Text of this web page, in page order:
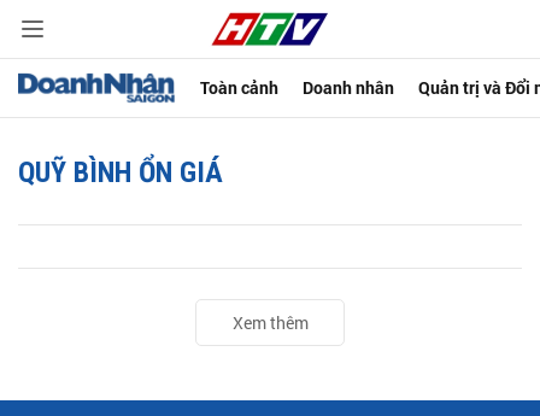
Toàn cảnh Doanh nhân Quản trị và Đổi
QUỸ BÌNH ỔN GIÁ
Xem thêm